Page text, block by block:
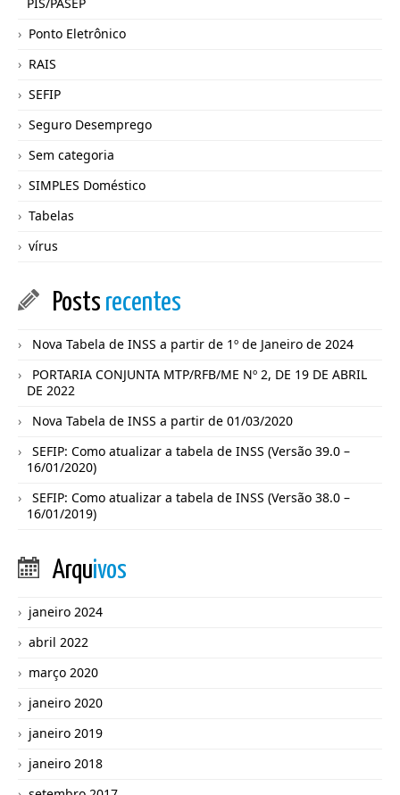
Ponto Eletrônico
RAIS
SEFIP
Seguro Desemprego
Sem categoria
SIMPLES Doméstico
Tabelas
vírus
Posts recentes
Nova Tabela de INSS a partir de 1º de Janeiro de 2024
PORTARIA CONJUNTA MTP/RFB/ME Nº 2, DE 19 DE ABRIL
DE 2022
Nova Tabela de INSS a partir de 01/03/2020
SEFIP: Como atualizar a tabela de INSS (Versão 39.0 –
16/01/2020)
SEFIP: Como atualizar a tabela de INSS (Versão 38.0 –
16/01/2019)
Arquivos
janeiro 2024
abril 2022
março 2020
janeiro 2020
janeiro 2019
janeiro 2018